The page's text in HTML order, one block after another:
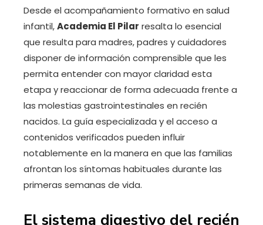
Desde el acompañamiento formativo en salud
infantil,Academia El Pilar resalta lo esencial
que resulta para madres, padres y cuidadores
disponer de información comprensible que les
permita entender con mayor claridad esta
etapa y reaccionar de forma adecuada frente a
las molestias gastrointestinales en recién
nacidos. La guía especializada y el acceso a
contenidos verificados pueden influir
notablemente en la manera en que las familias
afrontan los síntomas habituales durante las
primeras semanas de vida.
El sistema digestivo del recién